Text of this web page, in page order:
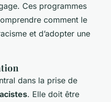
Ces programmes
comment le
et d’adopter une
dans la prise de
. Elle doit être